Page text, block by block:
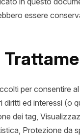
essere
per consentire
diritti ed interessi (o
dei tag,
Protezione da